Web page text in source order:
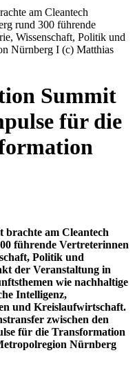
am Cleantech
rund 300 führende
Wissenschaft, Politik und
Nürnberg I (c) Matthias
Summit
für die
brachte am Cleantech
führende Vertreterinnen
Politik und
der Veranstaltung in
wie nachhaltige
Intelligenz,
und Kreislaufwirtschaft.
zwischen den
für die Transformation
Nürnberg